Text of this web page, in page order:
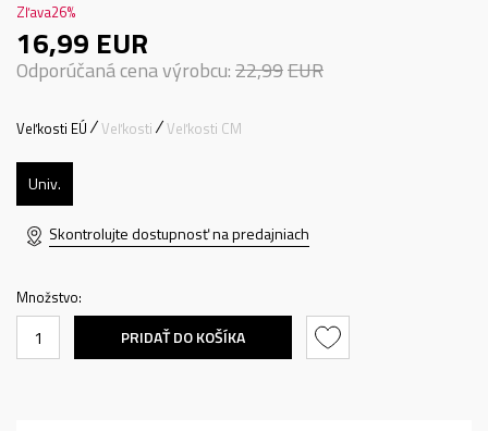
Zľava26%
16,99 EUR
Odporúčaná cena výrobcu:22,99EUR
Veľkosti EÚ Veľkosti Veľkosti CM
Univ.
Skontrolujte dostupnosť na predajniach
Množstvo:
PRIDAŤ DO KOŠÍKA